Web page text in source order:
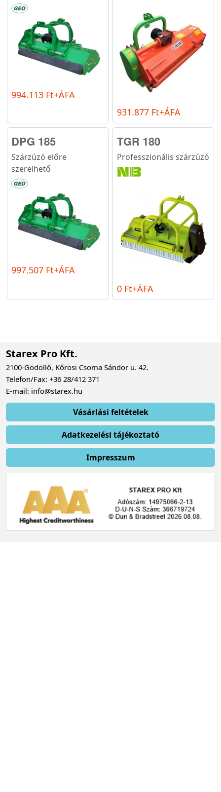
994.113 Ft+ÁFA
931.877 Ft+ÁFA
DPG 185
Szárzúzó előre
szerelhető
997.507 Ft+ÁFA
TGR 180
Professzionális szárzúzó
0 Ft+ÁFA
Starex Pro Kft.
2100-Gödöllő, Kőrösi Csoma Sándor u. 42.
Telefon/Fax: +36 28/412 371
E-mail: info@starex.hu
Vásárlási feltételek
Adatkezelési tájékoztató
Impresszum